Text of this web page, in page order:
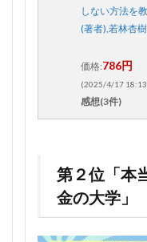
しない方法を
(著者),若林杏樹
価格:786円
(2025/4/17 18:13
感想(3件)
第２位「本
金の大学」